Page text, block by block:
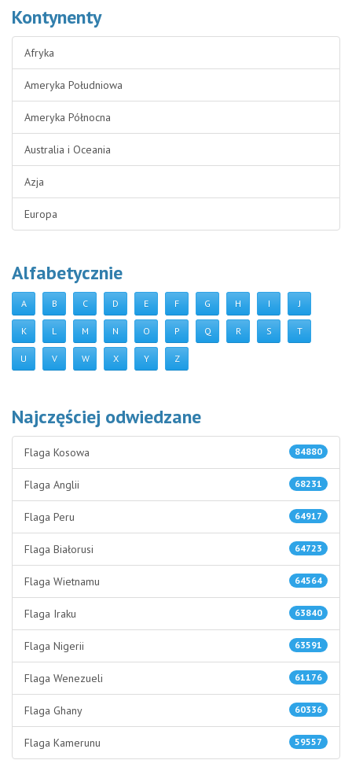
Kontynenty
Afryka
Ameryka Południowa
Ameryka Północna
Australia i Oceania
Azja
Europa
Alfabetycznie
A B C D E F G H I J
K L M N O P Q R S T
U V W X Y Z
Najczęściej odwiedzane
84880
Flaga Kosowa
68231
Flaga Anglii
64917
Flaga Peru
64723
Flaga Białorusi
64564
Flaga Wietnamu
63840
Flaga Iraku
63591
Flaga Nigerii
61176
Flaga Wenezueli
60336
Flaga Ghany
59557
Flaga Kamerunu